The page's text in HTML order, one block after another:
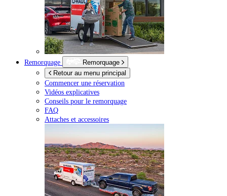
Remorquage
Remorquage
Retour au menu principal
Commencer une réservation
Vidéos explicatives
Conseils pour le remorquage
FAQ
Attaches et accessoires